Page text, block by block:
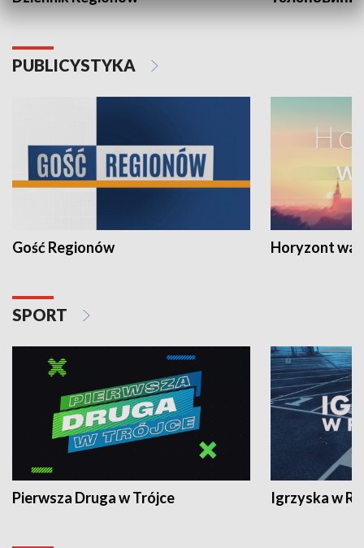
PUBLICYSTYKA
Gość Regionów Horyzont
SPORT
Pierwsza Druga w Trójce Igrzyska w